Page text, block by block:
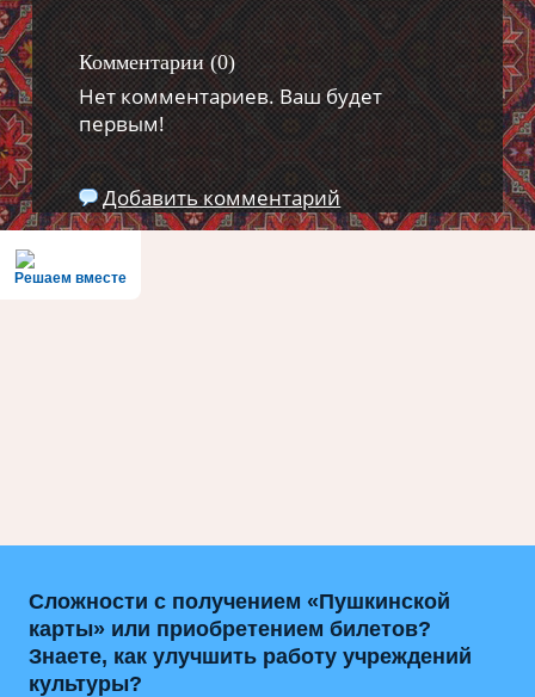
Комментарии (0)
Нет комментариев. Ваш будет
первым!
Добавить комментарий
Решаем вместе
Сложности с получением «Пушкинской
карты» или приобретением билетов?
Знаете, как улучшить работу учреждений
культуры?